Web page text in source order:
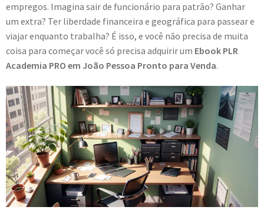
empregos. Imagina sair de funcionário para patrão? Ganhar
um extra? Ter liberdade financeira e geográfica para passear e
viajar enquanto trabalha? É isso, e você não precisa de muita
coisa para começar você só precisa adquirir um Ebook PLR
Academia PRO em João Pessoa Pronto para Venda.